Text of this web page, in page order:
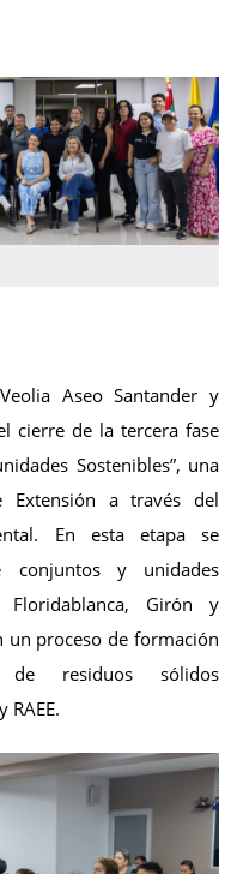
Aseo Santander y
cierre de la tercera fase
Sostenibles”, una
Extensión a través del
En esta etapa se
conjuntos y unidades
Floridablanca, Girón y
un proceso de formación
de residuos sólidos
RAEE.